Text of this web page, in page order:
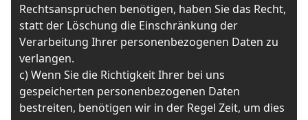
Rechtsansprüchen benötigen, haben Sie das Recht,
statt der Löschung die Einschränkung der
Verarbeitung Ihrer personenbezogenen Daten zu
verlangen.
c) Wenn Sie die Richtigkeit Ihrer bei uns
gespeicherten personenbezogenen Daten
bestreiten, benötigen wir in der Regel Zeit, um dies